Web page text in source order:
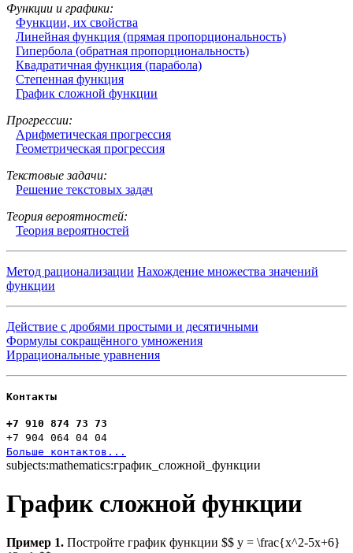
Функции и графики:
Функции, их свойства
Линейная функция (прямая пропорциональность)
Гипербола (обратная пропорциональность)
Квадратичная функция (парабола)
Степенная функция
График сложной функции
Прогрессии:
Арифметическая прогрессия
Геометрическая прогрессия
Текстовые задачи:
Решение текстовых задач
Теория вероятностей:
Теория вероятностей
Метод рационализации Нахождение множества значений
функции
Действие с дробями простыми и десятичными
Формулы сокращённого умножения
Иррациональные уравнения
Контакты
+7 910 874 73 73
+7 904 064 04 04
Больше контактов...
subjects:mathematics:график_сложной_функции
График сложной функции
Пример 1. Постройте график функции $$ y = \frac{x^2-5x+6}